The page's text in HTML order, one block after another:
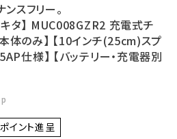
わせ
スフリー。
キタ】 MUC008GZR2 充電式チ
体のみ】 【10インチ(25cm)スプ
仕様】 【バッテリー・充電器別
ポイント進呈 ]